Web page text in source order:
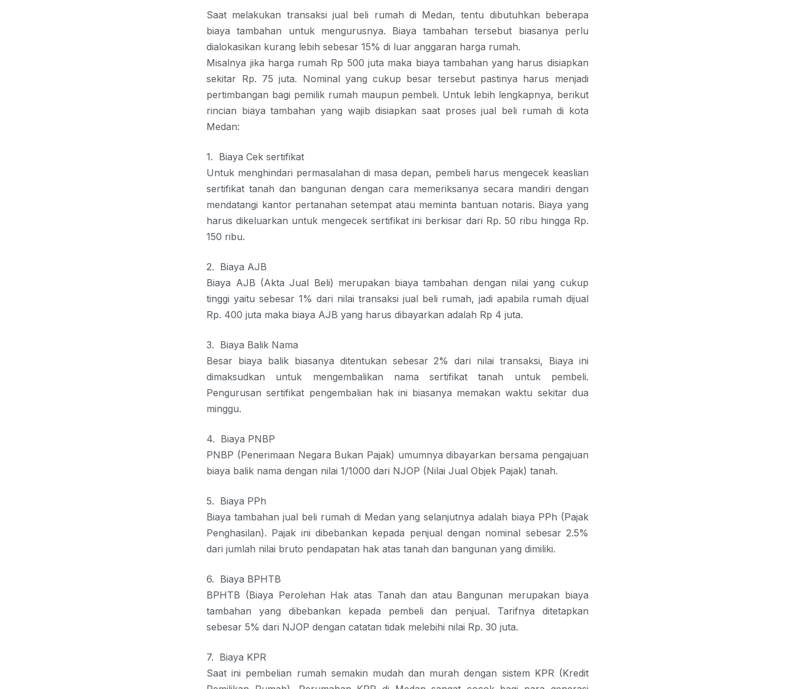
Saat melakukan transaksi jual beli rumah di Medan,tentu dibutuhkan beberapa
biaya tambahan untuk mengurusnya. Biaya tambahan tersebut biasanya perlu
dialokasikan kurang lebih sebesar 15% di luar anggaran harga rumah.
Misalnya jika harga rumah Rp 500 juta maka biaya tambahan yang harus disiapkan
sekitar Rp. 75 juta. Nominal yang cukup besar tersebut pastinya harus menjadi
pertimbangan bagi pemilik rumah maupun pembeli. Untuk lebih lengkapnya, berikut
rincian biaya tambahan yang wajib disiapkan saat proses jual beli rumah di kota
Medan:
1. Biaya Cek sertifikat
Untuk menghindari permasalahan di masa depan, pembeli harus mengecek keaslian
sertifikat tanah dan bangunan dengan cara memeriksanya secara mandiri dengan
mendatangi kantor pertanahan setempat atau meminta bantuan notaris. Biaya yang
harus dikeluarkan untuk mengecek sertifikat ini berkisar dari Rp. 50 ribu hingga Rp.
150 ribu.
2. Biaya AJB
Biaya AJB (Akta Jual Beli) merupakan biaya tambahan dengan nilai yang cukup
tinggi yaitu sebesar 1% dari nilaitransaksi jual beli rumah, jadi apabila rumah dijual
Rp. 400 juta maka biaya AJB yang harus dibayarkan adalah Rp 4 juta.
3. Biaya Balik Nama
Besar biaya balik biasanya ditentukan sebesar 2% dari nilai transaksi, Biaya ini
dimaksudkan untuk mengembalikan nama sertifikat tanah untuk pembeli.
Pengurusan sertifikat pengembalian hak ini biasanya memakan waktu sekitar dua
minggu.
4. Biaya PNBP
PNBP (Penerimaan Negara Bukan Pajak) umumnya dibayarkan bersama pengajuan
biaya balik nama dengan nilai 1/1000 dari NJOP (Nilai Jual Objek Pajak) tanah.
5. Biaya PPh
Biaya tambahan jual beli rumah di Medan yang selanjutnya adalah biaya PPh (Pajak
Penghasilan). Pajak ini dibebankan kepada penjual dengan nominal sebesar 2.5%
dari jumlah nilai bruto pendapatan hak atas tanah dan bangunan yang dimiliki.
6. Biaya BPHTB
BPHTB (Biaya Perolehan Hak atas Tanah dan atau Bangunan merupakan biaya
tambahan yang dibebankan kepada pembeli dan penjual. Tarifnya ditetapkan
sebesar 5% dari NJOP dengan catatan tidak melebihi nilai Rp. 30 juta.
7. Biaya KPR
Saat ini pembelian rumah semakin mudah dan murah dengan sistem KPR (Kredit